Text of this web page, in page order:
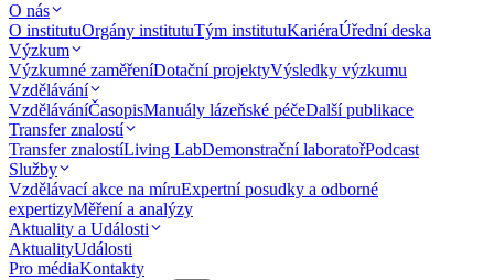
O nás
O institutuOrgány institutuTým institutuKariéraÚřední deska
Výzkum
Výzkumné zaměřeníDotační projektyVýsledky výzkumu
Vzdělávání
VzděláváníČasopisManuály lázeňské péčeDalší publikace
Transfer znalostí
Transfer znalostíLiving LabDemonstrační laboratořPodcast
Služby
Vzdělávací akce na míruExpertní posudky a odborné
expertizyMěření a analýzy
Aktuality a Události
AktualityUdálosti
Pro médiaKontakty